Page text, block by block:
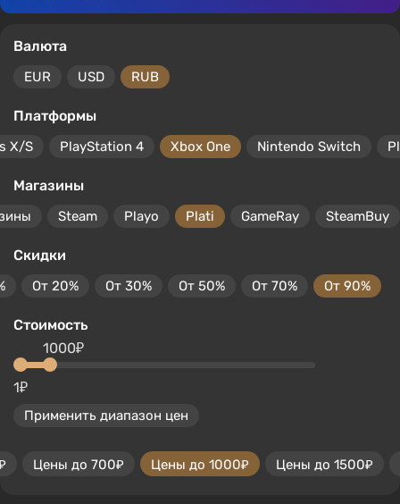
Валюта
EUR USD RUB
Платформы
X/S PlayStation 4 Xbox One Nintendo Switch
Магазины
Steam Playo Plati GameRay SteamBuy
Скидки
От 20% От 30% От 50% От 70% От 90%
Стоимость
1₽
1000₽
Применить диапазон цен
Цены до 700₽ Цены до 1000₽ Цены до 1500₽